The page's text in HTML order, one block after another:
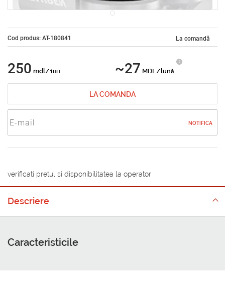
Cod produs: AT-180841 La comandă
250 mdl/1шт ~27 MDL/lună
LA COMANDA
NOTIFICA
verificati pretul si disponibilitatea la operator
Descriere
Caracteristicile